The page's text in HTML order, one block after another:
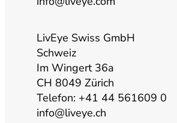
e
m
LivEye Swiss GmbH
Schweiz
Im Wingert 36a
CH 8049 Zürich
Telefon: +41 44 561609 0
info@liveye.ch